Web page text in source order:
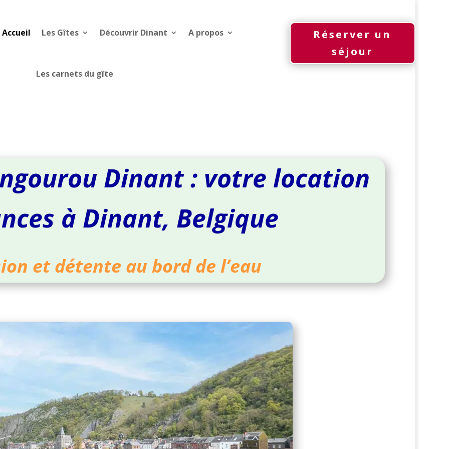
Accueil Les Gîtes Découvrir Dinant A propos
Les carnets du gîte
Réserver un
séjour
Dinant : votre location
à Dinant, Belgique
et détente au bord de l’eau